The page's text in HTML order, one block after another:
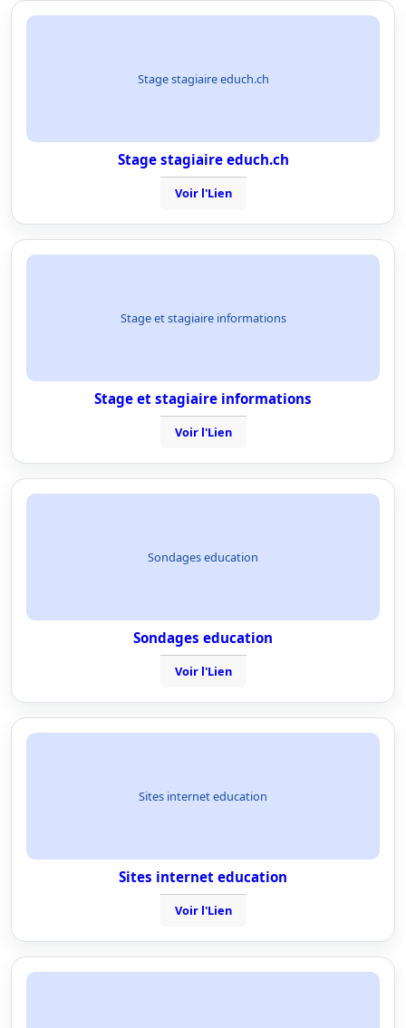
Stage stagiaire educh.ch
Stage stagiaire educh.ch
Voir l'Lien
Stage et stagiaire informations
Stage et stagiaire informations
Voir l'Lien
Sondages education
Sondages education
Voir l'Lien
Sites internet education
Sites internet education
Voir l'Lien